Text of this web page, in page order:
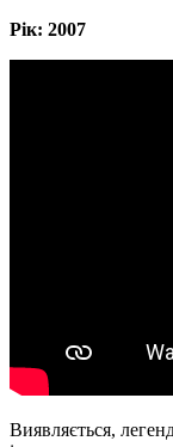
Рік: 2007
Виявляється,